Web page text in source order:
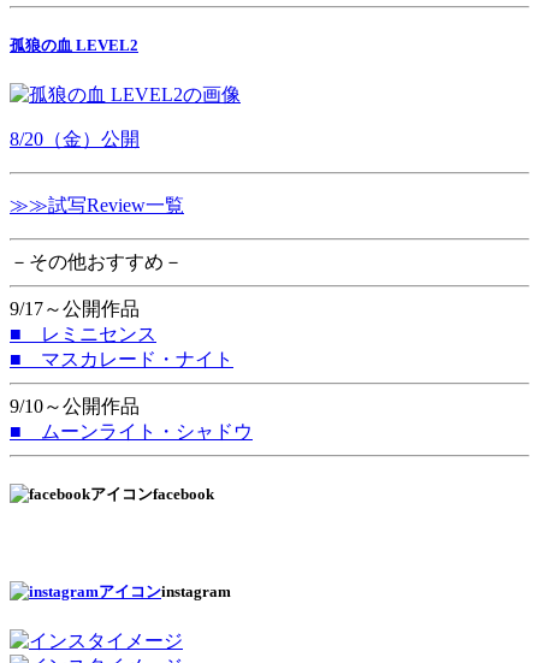
孤狼の血 LEVEL2
8/20（金）公開
≫≫試写Review一覧
－その他おすすめ－
9/17～公開作品
■ レミニセンス
■ マスカレード・ナイト
9/10～公開作品
■ ムーンライト・シャドウ
facebook
instagram